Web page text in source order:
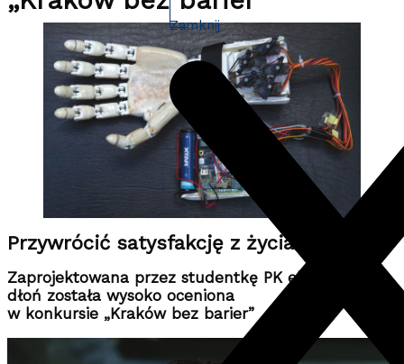
Zamknij
Przywrócić satysfakcję z życia
Zaprojektowana przez studentkę PK elektroniczna
dłoń została wysoko oceniona
w konkursie „Kraków bez barier”